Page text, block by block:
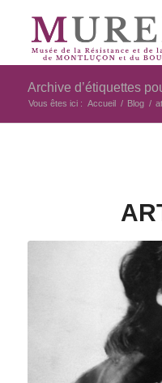
Archive d’étiquettes
Vous êtes ici : Accueil / Blog /